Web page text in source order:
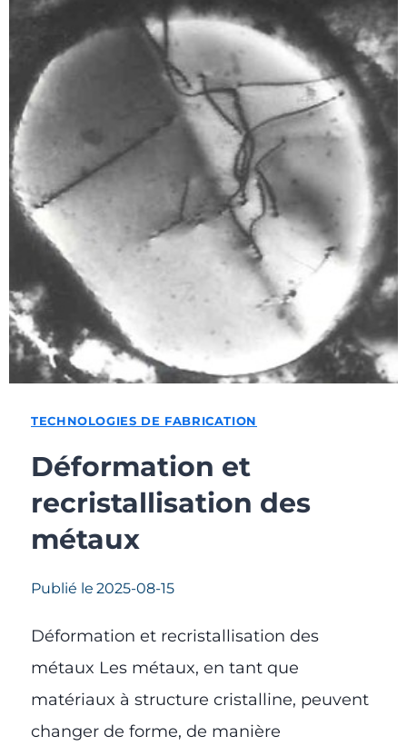
TECHNOLOGIES DE FABRICATION
Déformation et
recristallisation des
métaux
Publié le 2025-08-15
Déformation et recristallisation des
métaux Les métaux, en tant que
matériaux à structure cristalline, peuvent
changer de forme, de manière